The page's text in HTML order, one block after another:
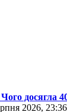
досягла
2026, 23:36